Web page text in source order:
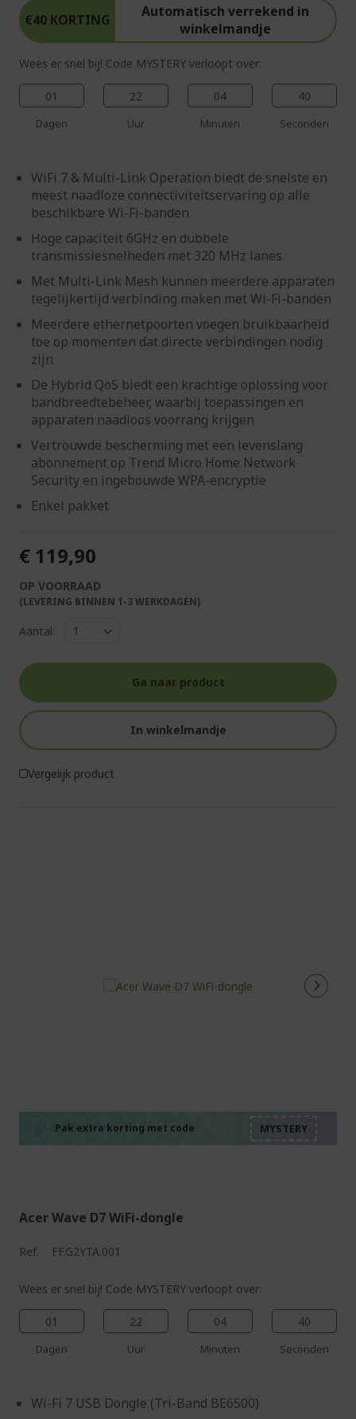
€40 KORTING
Automatisch verrekend in
winkelmandje
Wees er snel bij! Code MYSTERY verloopt over:
01
Dagen
22
Uur
04
Minuten
39
Seconden
WiFi 7 & Multi-Link Operation biedt de snelste en
meest naadloze connectiviteitservaring op alle
beschikbare Wi-Fi-banden
Hoge capaciteit 6GHz en dubbele
transmissiesnelheden met 320 MHz lanes
Met Multi-Link Mesh kunnen meerdere apparaten
tegelijkertijd verbinding maken met Wi-Fi-banden
Meerdere ethernetpoorten voegen bruikbaarheid
toe op momenten dat directe verbindingen nodig
zijn
De Hybrid QoS biedt een krachtige oplossing voor
bandbreedtebeheer, waarbij toepassingen en
apparaten naadloos voorrang krijgen
Vertrouwde bescherming met een levenslang
abonnement op Trend Micro Home Network
Security en ingebouwde WPA-encryptie
Enkel pakket
€ 119,90
OP VOORRAAD
(LEVERING BINNEN 1-3 WERKDAGEN)
Aantal:
Ga naar product
In winkelmandje
Vergelijk product
Pak extra korting met code
Acer Wave D7 WiFi-dongle
Ref. FF.G2YTA.001
Wees er snel bij! Code MYSTERY verloopt over:
01
Dagen
22
Uur
04
Minuten
39
Seconden
Wi-Fi 7 USB Dongle (Tri-Band BE6500)